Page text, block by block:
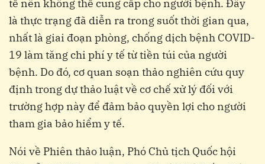
tế nên không thể cung cấp cho người bệnh. Đây
là thực trạng đã diễn ra trong suốt thời gian qua,
nhất là giai đoạn phòng, chống dịch bệnh COVID-
19 làm tăng chi phí y tế từ tiền túi của người
bệnh. Do đó, cơ quan soạn thảo nghiên cứu quy
định trong dự thảo luật về cơ chế xử lý đối với
trường hợp này để đảm bảo quyền lợi cho người
tham gia bảo hiểm y tế.
Nói về Phiên thảo luận, Phó Chủ tịch Quốc hội